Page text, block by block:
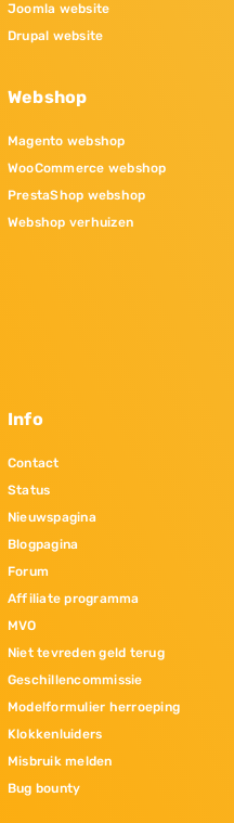
Joomla website
Drupal website
Webshop
Magento webshop
WooCommerce webshop
PrestaShop webshop
Webshop verhuizen
Info
Contact
Status
Nieuwspagina
Blogpagina
Forum
Affiliate programma
MVO
Niet tevreden geld terug
Geschillencommissie
Modelformulier herroeping
Klokkenluiders
Misbruik melden
Bug bounty